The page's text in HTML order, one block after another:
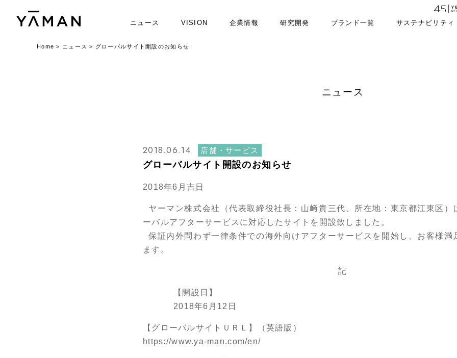
ニュース VISION 企業情報 研究開発 ブランド一覧 サステナビリティ
Home > ニュース > グローバルサイト開設のお知らせ
ニュース
2018.06.14 店舗・サービス
グローバルサイト開設のお知らせ
2018年6月吉日
ヤーマン株式会社（代表取締役社長：山﨑貴三代、所在地：東京都江東区）
ーバルアフターサービスに対応したサイトを開設致しました。
保証内外問わず一律条件での海外向けアフターサービスを開始し、お客様満
ます。
記
【開設日】
2018年6月12日
【グローバルサイトＵＲＬ】（英語版）
https://www.ya-man.com/en/